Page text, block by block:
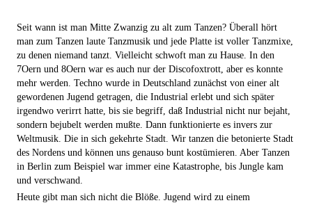
Seit wann ist man Mitte Zwanzig zu alt zum Tanzen? Überall hört
man zum Tanzen laute Tanzmusik und jede Platte ist voller Tanzmixe,
zu denen niemand tanzt. Vielleicht schwoft man zu Hause. In den
7Oern und 8Oern war es auch nur der Discofoxtrott, aber es konnte
mehr werden. Techno wurde in Deutschland zunächst von einer alt
gewordenen Jugend getragen, die Industrial erlebt und sich später
irgendwo verirrt hatte, bis sie begriff, daß Industrial nicht nur bejaht,
sondern bejubelt werden mußte. Dann funktionierte es invers zur
Weltmusik. Die in sich gekehrte Stadt. Wir tanzen die betonierte Stadt
des Nordens und können uns genauso bunt kostümieren. Aber Tanzen
in Berlin zum Beispiel war immer eine Katastrophe, bis Jungle kam
und verschwand.
Heute gibt man sich nicht die Blöße. Jugend wird zu einem